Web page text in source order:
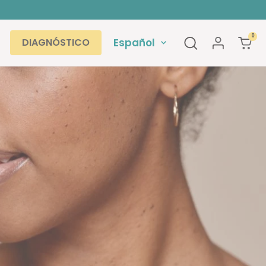
DIAGNÓSTICO Idioma
Español 0